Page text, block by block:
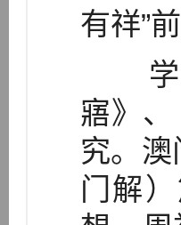
有祥”
学术
寤》
究。澳
门解